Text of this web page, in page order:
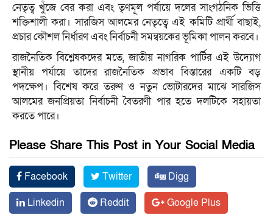
নেতৃত্ব খুঁজে বের করা এবং তৃণমূল পর্যায়ে দলের সাংগঠনিক ভিত্তি
শক্তিশালী করা। সারজিস আলমের নেতৃত্বে এই কমিটি প্রার্থী বাছাই,
প্রচার কৌশল নির্ধারণ এবং নির্বাচনী সমন্বয়কের ভূমিকা পালন করবে।
​রাজনৈতিক বিশ্লেষকদের মতে, জাতীয় নাগরিক পার্টির এই উদ্যোগ
স্থানীয় পর্যায়ে তাদের রাজনৈতিক প্রভাব বিস্তারের একটি বড়
পদক্ষেপ। বিশেষ করে তরুণ ও নতুন ভোটারদের মাঝে সারজিস
আলমের জনপ্রিয়তা নির্বাচনী বৈতরণী পার হতে দলটিকে সহায়তা
করতে পারে।
Please Share This Post in Your Social Media
Facebook Twitter
Digg
Linkedin
Reddit
Google Plus